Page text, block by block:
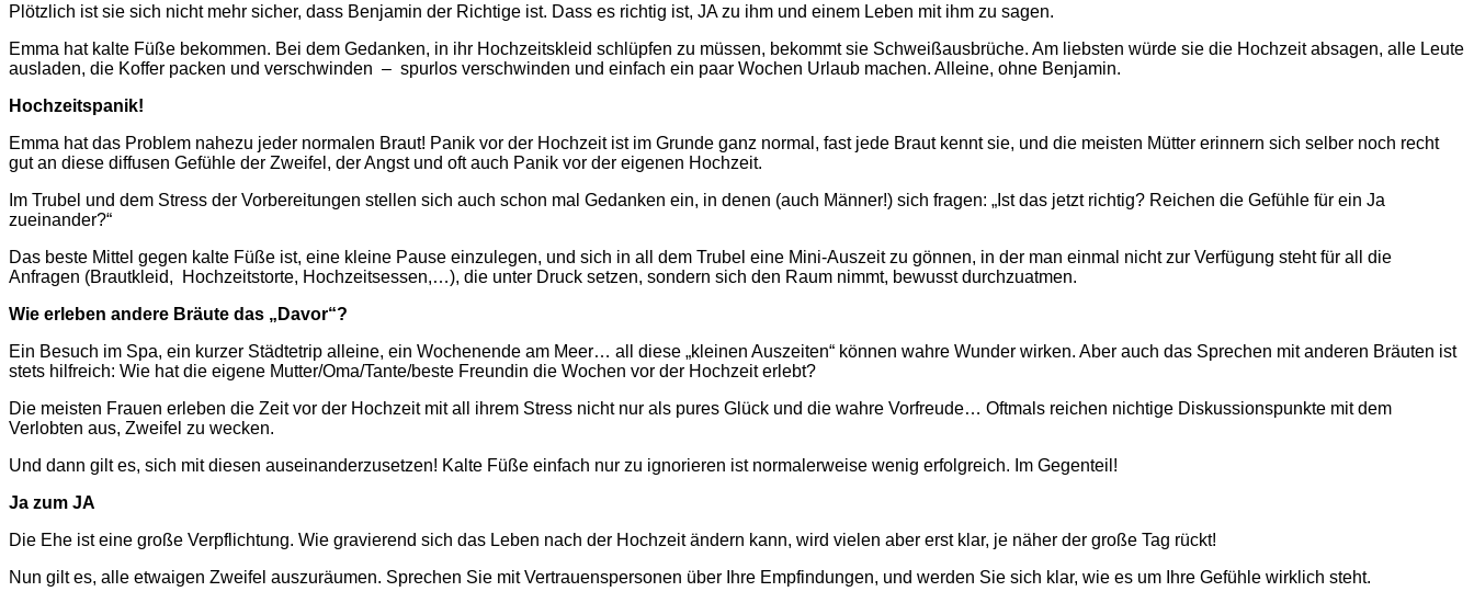
Plötzlich ist sie sich nicht mehr sicher, dass Benjamin der Richtige ist. Dass es richtig ist, JA zu ihm und einem Leben mit ihm zu sagen.
Emma hat kalte Füße bekommen. Bei dem Gedanken, in ihr Hochzeitskleid schlüpfen zu müssen, bekommt sie Schweißausbrüche. Am liebsten würde sie die Hochzeit absagen, alle Leute
ausladen, die Koffer packen und verschwinden – spurlos verschwinden und einfach ein paar Wochen Urlaub machen. Alleine, ohne Benjamin.
Hochzeitspanik!
Emma hat das Problem nahezu jeder normalen Braut! Panik vor der Hochzeit ist im Grunde ganz normal, fast jede Braut kennt sie, und die meisten Mütter erinnern sich selber noch recht
gut an diese diffusen Gefühle der Zweifel, der Angst und oft auch Panik vor der eigenen Hochzeit.
Im Trubel und dem Stress der Vorbereitungen stellen sich auch schon mal Gedanken ein, in denen (auch Männer!) sich fragen: „Ist das jetzt richtig? Reichen die Gefühle für ein Ja
zueinander?“
Das beste Mittel gegen kalte Füße ist, eine kleine Pause einzulegen, und sich in all dem Trubel eine Mini-Auszeit zu gönnen, in der man einmal nicht zur Verfügung steht für all die
Anfragen (Brautkleid, Hochzeitstorte, Hochzeitsessen,…), die unter Druck setzen, sondern sich den Raum nimmt, bewusst durchzuatmen.
Wie erleben andere Bräute das „Davor“?
Ein Besuch im Spa, ein kurzer Städtetrip alleine, ein Wochenende am Meer… all diese „kleinen Auszeiten“ können wahre Wunder wirken. Aber auch das Sprechen mit anderen Bräuten ist
stets hilfreich: Wie hat die eigene Mutter/Oma/Tante/beste Freundin die Wochen vor der Hochzeit erlebt?
Die meisten Frauen erleben die Zeit vor der Hochzeit mit all ihrem Stress nicht nur als pures Glück und die wahre Vorfreude… Oftmals reichen nichtige Diskussionspunkte mit dem
Verlobten aus, Zweifel zu wecken.
Und dann gilt es, sich mit diesen auseinanderzusetzen! Kalte Füße einfach nur zu ignorieren ist normalerweise wenig erfolgreich. Im Gegenteil!
Ja zum JA
Die Ehe ist eine große Verpflichtung. Wie gravierend sich das Leben nach der Hochzeit ändern kann, wird vielen aber erst klar, je näher der große Tag rückt!
Nun gilt es, alle etwaigen Zweifel auszuräumen. Sprechen Sie mit Vertrauenspersonen über Ihre Empfindungen, und werden Sie sich klar, wie es um Ihre Gefühle wirklich steht.